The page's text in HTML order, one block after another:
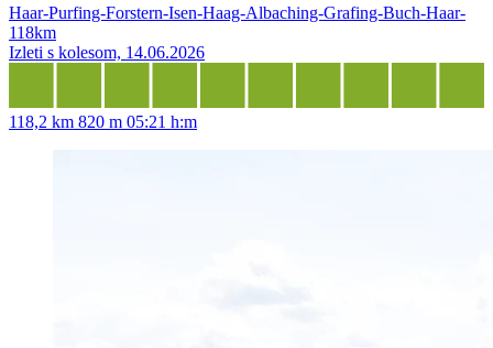
Haar-Purfing-Forstern-Isen-Haag-Albaching-Grafing-Buch-Haar-
118km
Izleti s kolesom, 14.06.2026
118,2 km 820 m 05:21 h:m